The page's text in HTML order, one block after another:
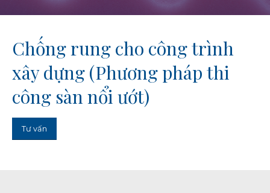
Chống rung cho công trình
xây dựng (Phương pháp thi
công sàn nổi ướt)
Tư vấn